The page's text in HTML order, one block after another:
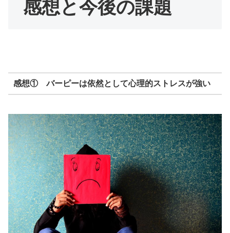
感想と今後の課題
感想① バーピーは依然として心理的ストレスが強い